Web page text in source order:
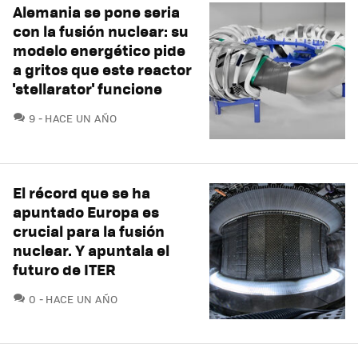
Alemania se pone seria
con la fusión nuclear: su
modelo energético pide
a gritos que este reactor
'stellarator' funcione
9 COMENTARIOS
HACE UN AÑO
El récord que se ha
apuntado Europa es
crucial para la fusión
nuclear. Y apuntala el
futuro de ITER
0 COMENTARIOS
HACE UN AÑO